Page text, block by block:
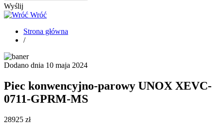
Wyślij
Wróć
Strona główna
/
Dodano dnia 10 maja 2024
Piec konwencyjno-parowy UNOX XEVC-
0711-GPRM-MS
28925 zł